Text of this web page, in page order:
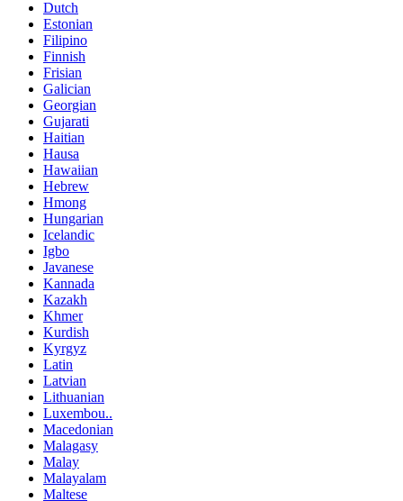
Dutch
Estonian
Filipino
Finnish
Frisian
Galician
Georgian
Gujarati
Haitian
Hausa
Hawaiian
Hebrew
Hmong
Hungarian
Icelandic
Igbo
Javanese
Kannada
Kazakh
Khmer
Kurdish
Kyrgyz
Latin
Latvian
Lithuanian
Luxembou..
Macedonian
Malagasy
Malay
Malayalam
Maltese